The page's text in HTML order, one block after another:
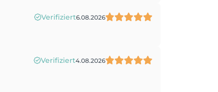
Verifiziert6.08.2026
Verifiziert4.08.2026